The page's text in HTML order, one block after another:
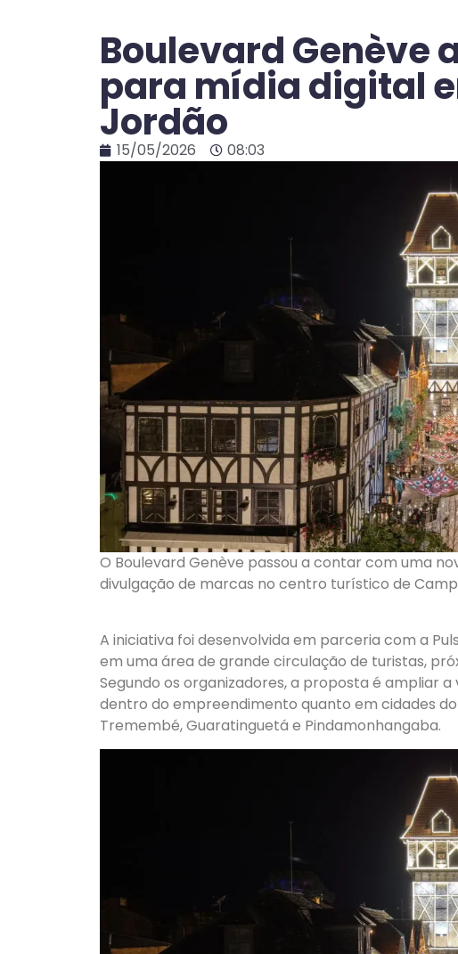
Boulevard Genève
para mídia digital
Jordão
15/05/2026 08:03
O Boulevard Genève passou a contar com uma
divulgação de marcas no centro turístico de
A iniciativa foi desenvolvida em parceria com a
em uma área de grande circulação de turistas,
Segundo os organizadores, a proposta é ampliar
dentro do empreendimento quanto em cidades
Tremembé, Guaratinguetá e Pindamonhangaba.